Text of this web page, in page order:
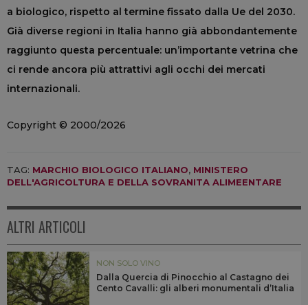
a biologico, rispetto al termine fissato dalla Ue del 2030.
Già diverse regioni in Italia hanno già abbondantemente
raggiunto questa percentuale: un’importante vetrina che
ci rende ancora più attrattivi agli occhi dei mercati
internazionali.
Copyright © 2000/2026
TAG: MARCHIO BIOLOGICO ITALIANO, MINISTERO
DELL'AGRICOLTURA E DELLA SOVRANITA ALIMEENTARE
ALTRI ARTICOLI
NON SOLO VINO
Dalla Quercia di Pinocchio al Castagno dei
Cento Cavalli: gli alberi monumentali d’Italia